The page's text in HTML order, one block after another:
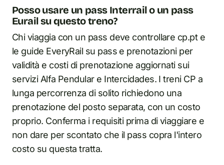
Posso usare un pass Interrail o un pass
Eurail su questo treno?
Chi viaggia con un pass deve controllare cp.pt e
le guide EveryRail su pass e prenotazioni per
validità e costi di prenotazione aggiornati sui
servizi Alfa Pendular e Intercidades. I treni CP a
lunga percorrenza di solito richiedono una
prenotazione del posto separata, con un costo
proprio. Conferma i requisiti prima di viaggiare e
non dare per scontato che il pass copra l'intero
costo su questa tratta.